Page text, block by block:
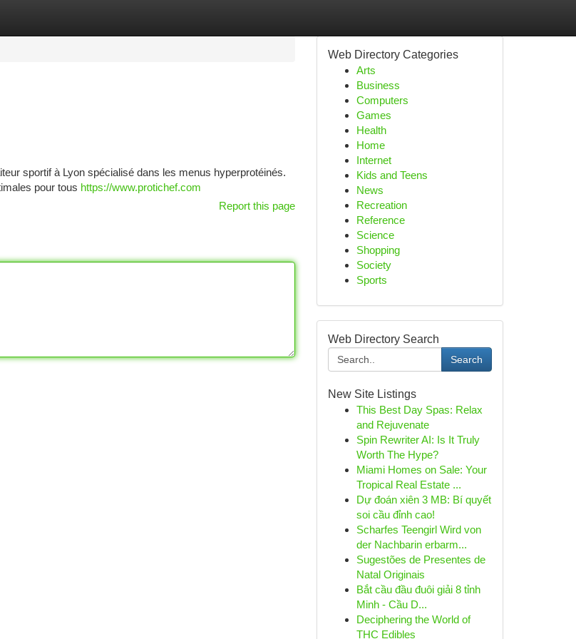
sportif à Lyon spécialisé dans les menus hyperprotéinés.
pour tous https://www.protichef.com
Report this page
Web Directory Categories
Arts
Business
Computers
Games
Health
Home
Internet
Kids and Teens
News
Recreation
Reference
Science
Shopping
Society
Sports
Web Directory Search
Search
New Site Listings
This Best Day Spas: Relax
and Rejuvenate
Spin Rewriter AI: Is It Truly
Worth The Hype?
Miami Homes on Sale: Your
Tropical Real Estate ...
Dự đoán xiên 3 MB: Bí quyết
soi cầu đỉnh cao!
Scharfes Teengirl Wird von
der Nachbarin erbarm...
Sugestões de Presentes de
Natal Originais
Bắt cầu đầu đuôi giải 8 tỉnh
Minh - Cầu D...
Deciphering the World of
THC Edibles